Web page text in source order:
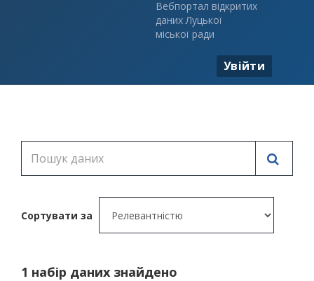
Вебпортал відкритих
даних Луцької
міської ради
Увійти
Сортувати за
1 набір даних знайдено